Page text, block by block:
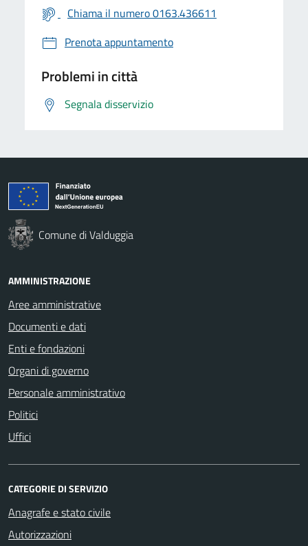
Chiama il numero 0163.436611
Prenota appuntamento
Problemi in città
Segnala disservizio
Comune di Valduggia
AMMINISTRAZIONE
Aree amministrative
Documenti e dati
Enti e fondazioni
Organi di governo
Personale amministrativo
Politici
Uffici
CATEGORIE DI SERVIZIO
Anagrafe e stato civile
Autorizzazioni